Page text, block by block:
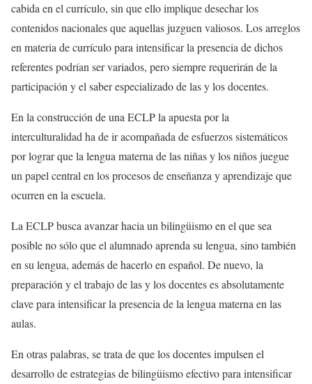
cabida en el currículo, sin que ello implique desechar los
contenidos nacionales que aquellas juzguen valiosos. Los arreglos
en materia de currículo para intensificar la presencia de dichos
referentes podrían ser variados, pero siempre requerirán de la
participación y el saber especializado de las y los docentes.
En la construcción de una ECLP la apuesta por la
interculturalidad ha de ir acompañada de esfuerzos sistemáticos
por lograr que la lengua materna de las niñas y los niños juegue
un papel central en los procesos de enseñanza y aprendizaje que
ocurren en la escuela.
La ECLP busca avanzar hacia un bilingüismo en el que sea
posible no sólo que el alumnado aprenda su lengua, sino también
en su lengua, además de hacerlo en español. De nuevo, la
preparación y el trabajo de las y los docentes es absolutamente
clave para intensificar la presencia de la lengua materna en las
aulas.
En otras palabras, se trata de que los docentes impulsen el
desarrollo de estrategias de bilingüismo efectivo para intensificar